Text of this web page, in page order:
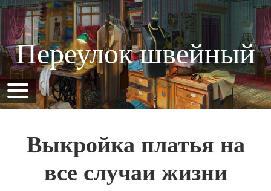
Переулок швейный
Выкройка платья на
все случаи жизни